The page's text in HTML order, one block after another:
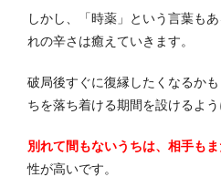
しかし、「時薬」という言葉も
れの辛さは癒えていきます。
破局後すぐに復縁したくなるか
ちを落ち着ける期間を設けるよう
別れて間もないうちは、相手も
性が高いです。